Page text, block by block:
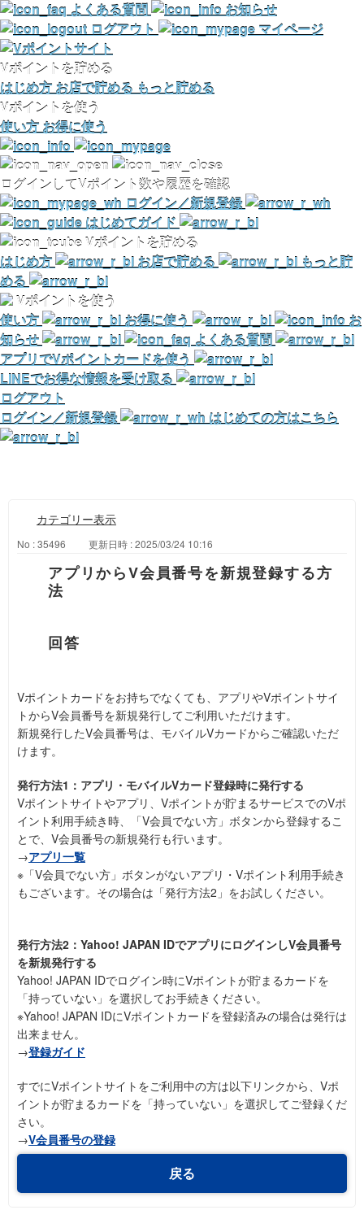
よくある質問
お知らせ
ログアウト
マイページ
Vポイントを貯める
はじめ方 お店で貯める もっと貯める
Vポイントを使う
使い方 お得に使う
ログインしてVポイント数や履歴を確認
ログイン／新規登録
はじめてガイド
Vポイントを貯める
はじめ方
お店で貯める
もっと貯
める
Vポイントを使う
使い方
お得に使う
お
知らせ
よくある質問
アプリでVポイントカードを使う
LINEでお得な情報を受け取る
ログアウト
ログイン／新規登録
はじめての方はこちら
カテゴリー表示
No : 35496 更新日時 : 2025/03/24 10:16
アプリからV会員番号を新規登録する方
法
Vポイントカードをお持ちでなくても、アプリやVポイントサイ
トからV会員番号を新規発行してご利用いただけます。
新規発行したV会員番号は、モバイルVカードからご確認いただ
けます。
発行方法1：アプリ・モバイルVカード登録時に発行する
Vポイントサイトやアプリ、Vポイントが貯まるサービスでのVポ
イント利用手続き時、「V会員でない方」ボタンから登録するこ
とで、V会員番号の新規発行も行います。
→アプリ一覧
※「V会員でない方」ボタンがないアプリ・Vポイント利用手続き
もございます。その場合は「発行方法2」をお試しください。
発行方法2：Yahoo! JAPAN IDでアプリにログインしV会員番号
を新規発行する
Yahoo! JAPAN IDでログイン時にVポイントが貯まるカードを
「持っていない」を選択してお手続きください。
※Yahoo! JAPAN IDにVポイントカードを登録済みの場合は発行は
出来ません。
→登録ガイド
すでにVポイントサイトをご利用中の方は以下リンクから、Vポ
イントが貯まるカードを「持っていない」を選択してご登録くだ
さい。
→V会員番号の登録
戻る